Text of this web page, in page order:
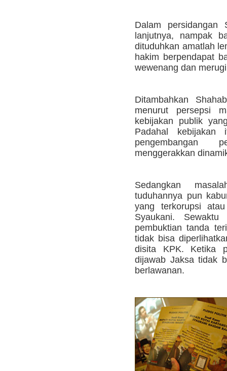
Dalam persidangan
lanjutnya, nampak
dituduhkan amatlah
hakim berpendapat
wewenang dan
Ditambahkan
menurut persepsi
kebijakan publik
Padahal kebijakan
pengembangan
menggerakkan
Sedangkan
tuduhannya pun
yang terkorupsi
Syaukani.
pembuktian tanda
tidak bisa
disita KPK. Ketika
dijawab Jaksa tidak
berlawanan.